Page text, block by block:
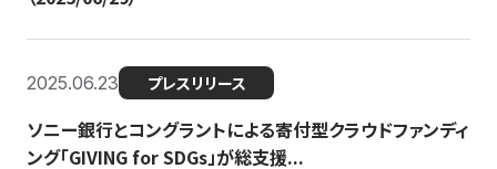
2025.06.23 プレスリリース
ソニー銀行とコングラントによる寄付型クラウドファンディ
ング「GIVING for SDGs」が総支援...